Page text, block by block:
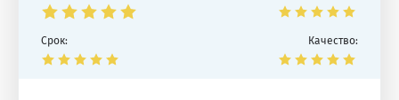
Срок: Качество: